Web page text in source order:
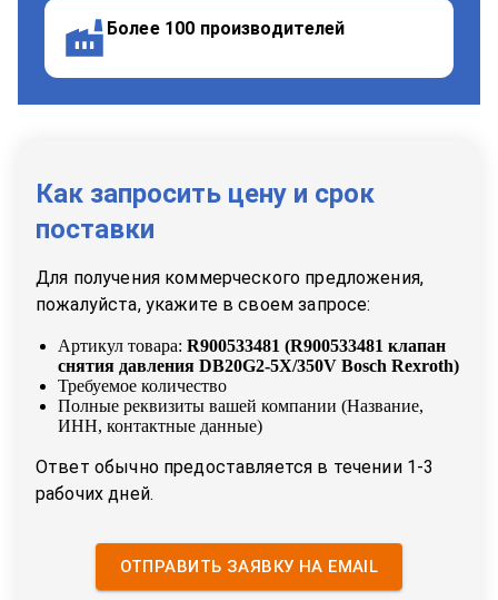
Более 100 производителей
Как запросить цену и срок
поставки
Для получения коммерческого предложения,
пожалуйста, укажите в своем запросе:
Артикул товара: R900533481 (R900533481 клапан
снятия давления DB20G2-5X/350V Bosch Rexroth)
Требуемое количество
Полные реквизиты вашей компании (Название,
ИНН, контактные данные)
Ответ обычно предоставляется в течении 1-3
рабочих дней.
ОТПРАВИТЬ ЗАЯВКУ НА EMAIL